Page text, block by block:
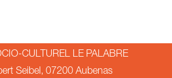
CULTUREL LE PALABRE
Seibel, 07200 Aubenas